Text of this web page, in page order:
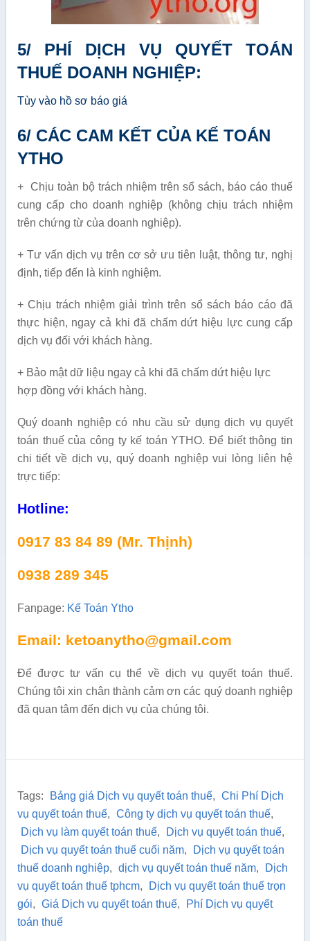
5/ PHÍ DỊCH VỤ QUYẾT TOÁN
THUẾ DOANH NGHIỆP:
Tùy vào hồ sơ báo giá
6/ CÁC CAM KẾT CỦA KẾ TOÁN
YTHO
+ Chịu toàn bộ trách nhiệm trên sổ sách, báo cáo thuế
cung cấp cho doanh nghiệp (không chịu trách nhiệm
trên chứng từ của doanh nghiệp).
+ Tư vấn dịch vụ trên cơ sở ưu tiên luật, thông tư, nghị
định, tiếp đến là kinh nghiệm.
+ Chịu trách nhiệm giải trình trên sổ sách báo cáo đã
thực hiện, ngay cả khi đã chấm dứt hiệu lực cung cấp
dịch vụ đối với khách hàng.
+ Bảo mật dữ liệu ngay cả khi đã chấm dứt hiệu lực
hợp đồng với khách hàng.
Quý doanh nghiệp có nhu cầu sử dụng dịch vụ quyết
toán thuế của công ty kế toán YTHO. Để biết thông tin
chi tiết về dịch vụ, quý doanh nghiệp vui lòng liên hệ
trực tiếp:
Hotline:
0917 83 84 89 (Mr. Thịnh)
0938 289 345
Fanpage: Kế Toán Ytho
Email: ketoanytho@gmail.com
Để được tư vấn cụ thể về dịch vụ quyết toán thuế.
Chúng tôi xin chân thành cảm ơn các quý doanh nghiệp
đã quan tâm đến dịch vụ của chúng tôi.
Tags: Bảng giá Dịch vụ quyết toán thuế, Chi Phí Dịch
vụ quyết toán thuế, Công ty dịch vụ quyết toán thuế,
Dịch vụ làm quyết toán thuế, Dịch vụ quyết toán thuế,
Dịch vụ quyết toán thuế cuối năm,
Dịch vụ quyết toán
thuế doanh nghiệp, dịch vụ quyết toán thuế năm,
Dịch
vụ quyết toán thuế tphcm,
Dịch vụ quyết toán thuế trọn
gói, Giá Dịch vụ quyết toán thuế,
Phí Dịch vụ quyết
toán thuế